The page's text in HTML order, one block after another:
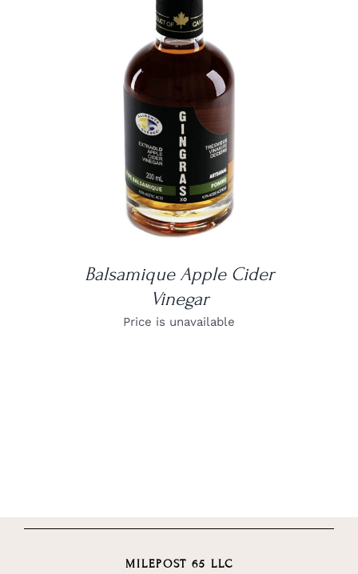
Balsamique Apple Cider
Vinegar
Price is unavailable
MILEPOST 65 LLC